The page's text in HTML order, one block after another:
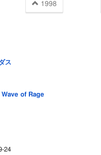
1998
ス
Wave of Rage
24